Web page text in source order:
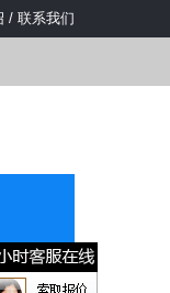
/ 联系我们